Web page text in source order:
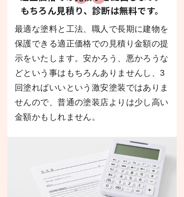
もちろん見積り、診断は無料です。
最適な塗料と工法、職人で長期に建物を
保護できる適正価格での見積り金額の提
示をいたします。安かろう、悪かろうな
どという事はもちろんありませんし、3
回塗ればいいという激安塗装ではありま
せんので、普通の塗装店よりは少し高い
金額かもしれません。